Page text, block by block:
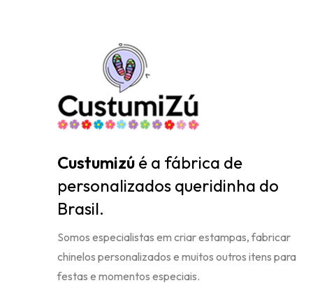
Custumizú é a fábrica de
personalizados queridinha do
Brasil.
Somos especialistas em criar estampas, fabricar
chinelos personalizados e muitos outros itens para
festas e momentos especiais.